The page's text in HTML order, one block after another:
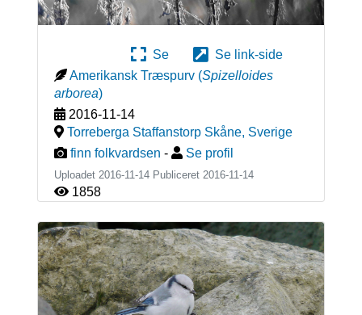
Se
Se link-side
Amerikansk Træspurv (Spizelloides
arborea)
2016-11-14
Torreberga Staffanstorp Skåne, Sverige
finn folkvardsen - Se profil
Uploadet 2016-11-14 Publiceret 2016-11-14
1858